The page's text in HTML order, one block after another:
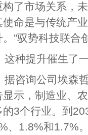
构了市场关系，
使命是与传统产
。”驭势科技联
这种提升催生
据咨询公司埃森
显示，制造业、
的3个行业。到
、1.8%和